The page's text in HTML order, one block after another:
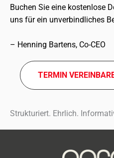
Buchen Sie eine kosten­lose
uns für ein unver­bind­li­ches
– Henning Bartens, Co-CEO
TERMIN
Strukturiert. Ehrlich.